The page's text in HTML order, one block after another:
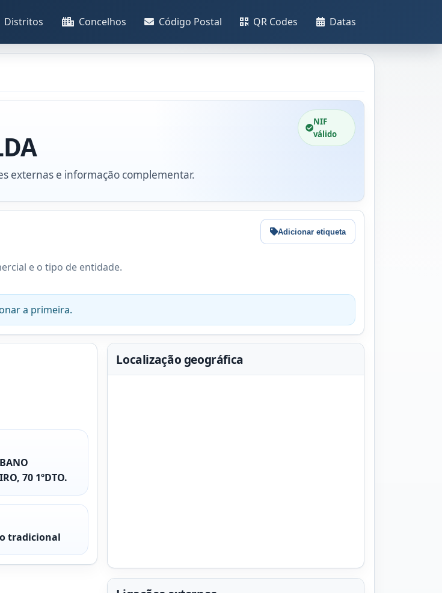
Distritos Concelhos Código Postal QR Codes Datas
externas e informação complementar.
NIF
válido
e o tipo de entidade.
Adicionar etiqueta
a primeira.
70 1ºDTO.
tradicional
Localização geográfica